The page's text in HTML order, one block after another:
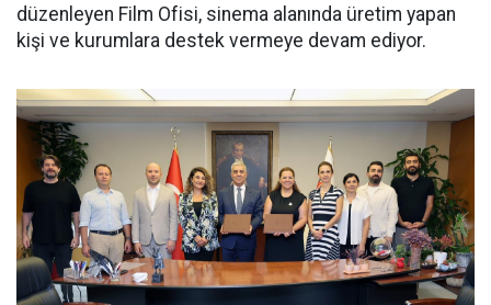
düzenleyen Film Ofisi, sinema alanında üretim yapan
kişi ve kurumlara destek vermeye devam ediyor.